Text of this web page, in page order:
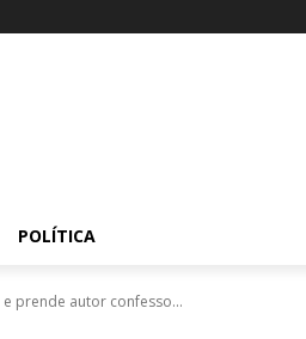
POLÍTICA
prende autor confesso...